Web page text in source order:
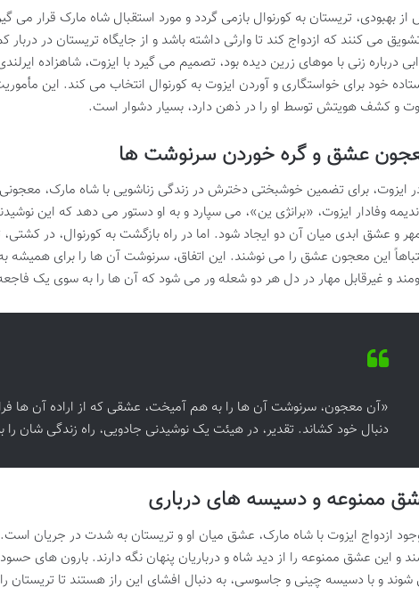
بهبودی، تریستان به کورنوال بازمی گردد و مورد استقبال شاه مارک قرار می
می کنند که ازدواج کند تا وارثی داشته باشد و از جایگاه تریستان در
درباره زنی با موهای زرین دیده بود، تصمیم می گیرد با ایزوت، شاهزاده
خود برای خواستگاری و آوردن ایزوت به کورنوال انتخاب می کند. این
و کشف هویتش توسط او را در ذهن دارد، بسیار دشوار است.
عشق و گره خوردن سرنوشت ها
ایزوت، برای تضمین خوشبختی دخترش در زندگی زناشویی با شاه مارک،
وفادار ایزوت، «برانژی ین»، می سپارد و به او دستور می دهد که این
و عشق ابدی میان آن دو ایجاد شود. اما در راه بازگشت به کورنوال، در
این معجون عشق را می نوشند. این اتفاق، سرنوشت آن ها را برای همیشه
و غیرقابل مهار در دل هر دو شعله ور می شود که آن ها را به سوی یک
«آن معجون، سرنوشت آن ها را به هم آمیخت، عشقی که از اراده آن ها
دنبال خود کشاند. تقدیر، در هیئت یک نوشیدنی جادویی، راه زندگی شان را
ممنوعه و دسیسه های درباری
ازدواج ایزوت با شاه مارک، عشق میان او و تریستان به شدت در جریان
و این عشق ممنوعه را از دید شاه و درباریان پنهان نگه دارند. بارون های
و با دسیسه چینی و جاسوسی، به دنبال افشای این راز هستند تا تریستان را